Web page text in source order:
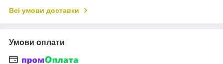
Всі умови доставки
Умови оплати